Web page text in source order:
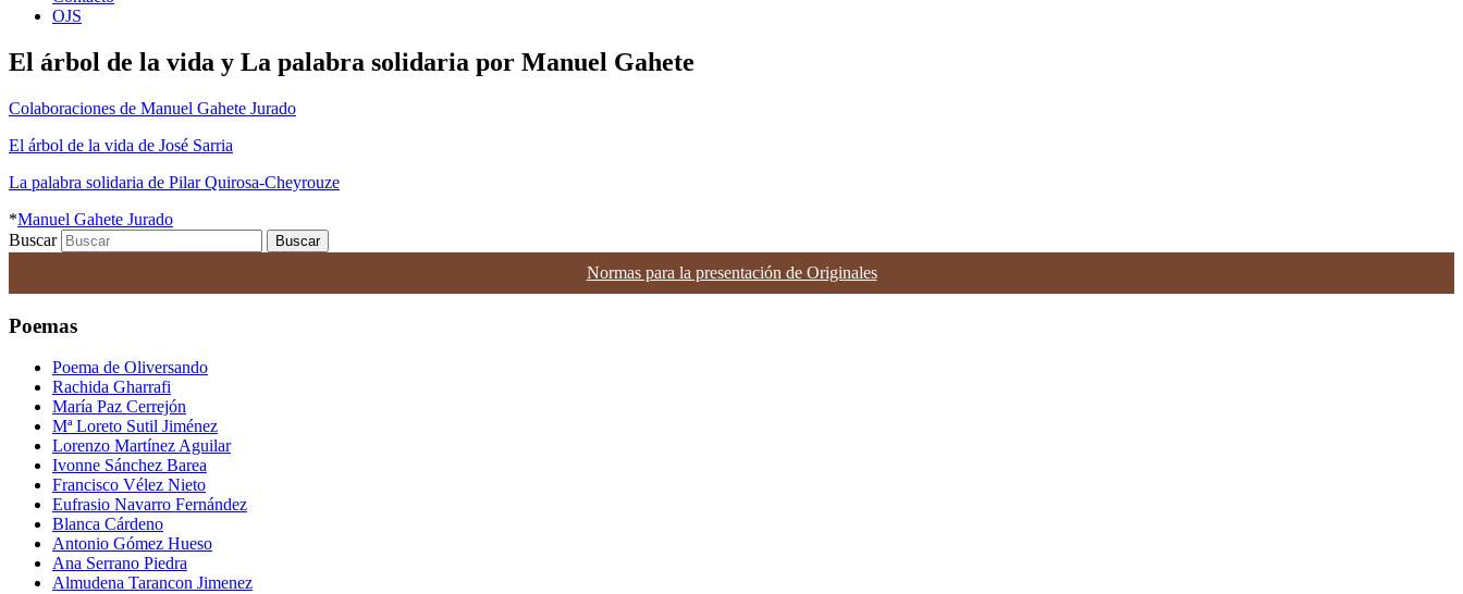
OJS
El árbol de la vida y La palabra solidaria por Manuel Gahete
Colaboraciones de Manuel Gahete Jurado
El árbol de la vida de José Sarria
La palabra solidaria de Pilar Quirosa-Cheyrouze
*Manuel Gahete Jurado
Buscar
Normas para la presentación de Originales
Poemas
Poema de Oliversando
Rachida Gharrafi
María Paz Cerrejón
Mª Loreto Sutil Jiménez
Lorenzo Martínez Aguilar
Ivonne Sánchez Barea
Francisco Vélez Nieto
Eufrasio Navarro Fernández
Blanca Cárdeno
Antonio Gómez Hueso
Ana Serrano Piedra
Almudena Tarancon Jimenez